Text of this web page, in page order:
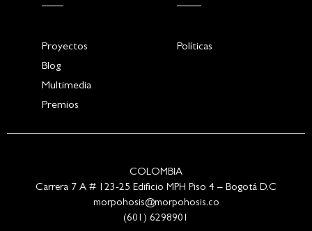
Proyectos
Blog
Multimedia
Premios
Políticas
COLOMBIA
Carrera 7 A # 123-25 Edificio MPH Piso 4 – Bogotá D.C
morpohosis@morpohosis.co
(601) 6298901